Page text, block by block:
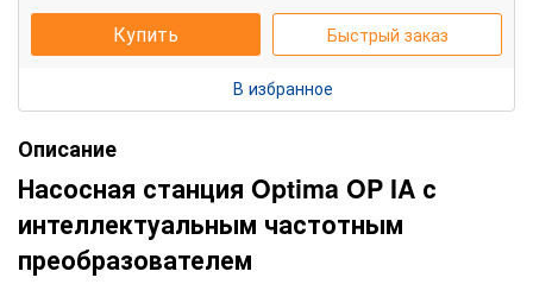
Купить Быстрый заказ
В избранное
Описание
Насосная станция Optima OP IA с
интеллектуальным частотным
преобразователем